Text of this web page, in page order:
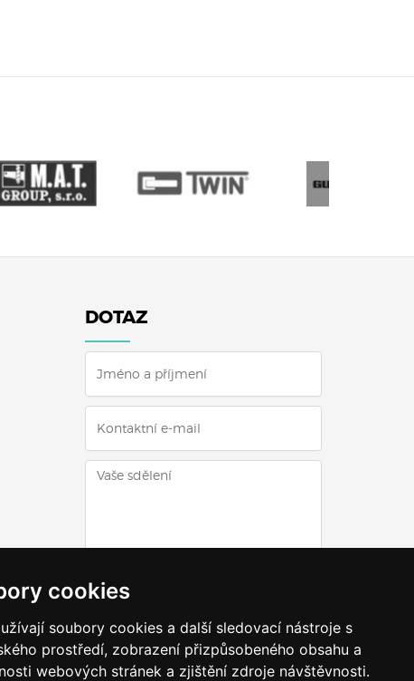
cookies
soubory cookies a další sledovací nástroje s
prostředí, zobrazení přizpůsobeného obsahu a
webových stránek a zjištění zdroje návštěvnosti.
DOTAZ